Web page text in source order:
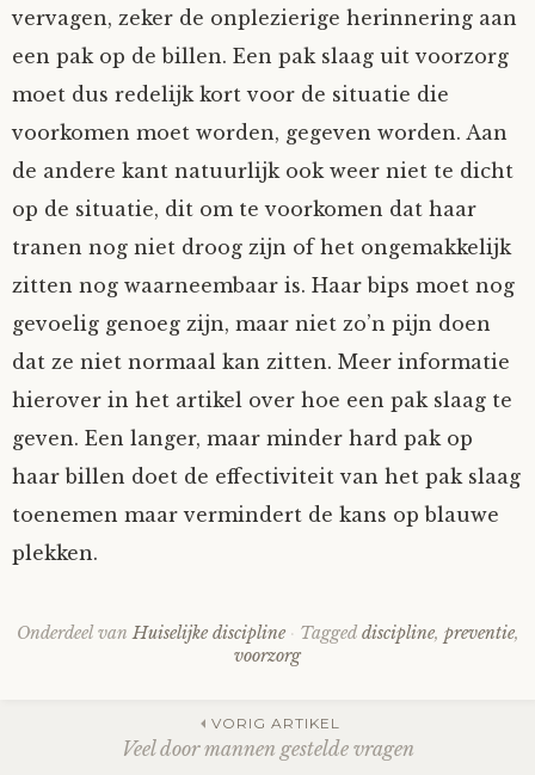
vervagen, zeker de onplezierige herinnering aan
een pak op de billen. Een pak slaag uit voorzorg
moet dus redelijk kort voor de situatie die
voorkomen moet worden, gegeven worden. Aan
de andere kant natuurlijk ook weer niet te dicht
op de situatie, dit om te voorkomen dat haar
tranen nog niet droog zijn of het ongemakkelijk
zitten nog waarneembaar is. Haar bips moet nog
gevoelig genoeg zijn, maar niet zo’n pijn doen
dat ze niet normaal kan zitten. Meer informatie
hierover in het artikel over hoe een pak slaag te
geven. Een langer, maar minder hard pak op
haar billen doet de effectiviteit van het pak slaag
toenemen maar vermindert de kans op blauwe
plekken.
Onderdeel van Huiselijke discipline Tagged discipline, preventie,
voorzorg
VORIG ARTIKEL
Veel door mannen gestelde vragen